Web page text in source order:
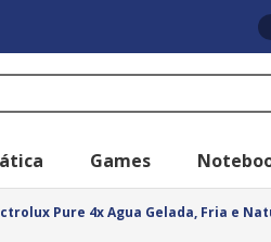
Games
Pure 4x Agua Gelada, Fria e